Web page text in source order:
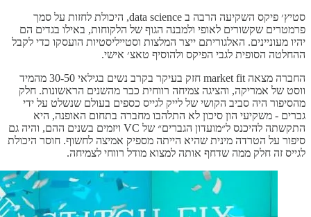
סטיץ׳ פיקס השקיעה הרבה ב data science, היכולת לחזות על סמך
פרמטרים שקשורים לאופי ולמבנה הגוף של הלקוחות, באילו בגדים הם
יהיו מעוניינים. האלגוריתם ייצר המלצות וסטייליסטיות הועסקו כדי לקבל
ההחלטה הסופית לגבי הפיקס ולהוסיף טאצ׳ אישי.
החברה מצאה market fit חזק בעיקר בקרב נשים בגילאי 30-50 מהמיד
ווסט של אמריקה, והציגה צמיחה רווחית כבר מהשנים הראשונות. חלק
מהסיפור היה סביב הקושי של לייק לגייס כספים בעולם שנשלט על ידי
גברים - משקיעי הון סיכון לא התלהבו מחברה בתחום האופנה, היא
התקשתה להיכנס ל״מועדון הגברים״ של VC ויזמים בשנים ההם, והיה גם
סיפור על הטרדה מינית שהיא הייתה מספיק אמיצה לחשוף. חוסר היכולת
לגייס זה חלק ממה שדחף אותה למצוא מודל רווחי לצמיחה.